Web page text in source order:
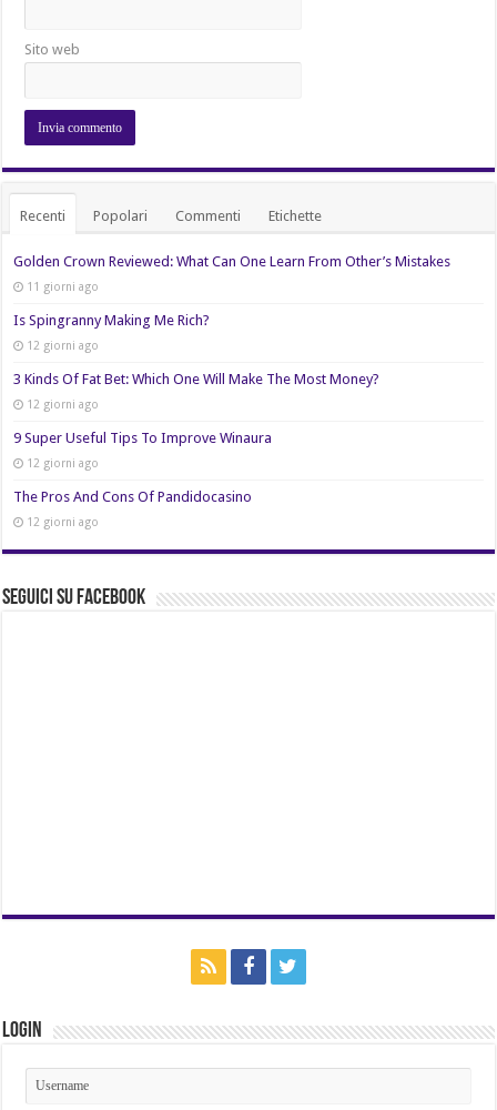
Sito web
Recenti Popolari Commenti Etichette
Golden Crown Reviewed: What Can One Learn From Other’s Mistakes
11 giorni ago
Is Spingranny Making Me Rich?
12 giorni ago
3 Kinds Of Fat Bet: Which One Will Make The Most Money?
12 giorni ago
9 Super Useful Tips To Improve Winaura
12 giorni ago
The Pros And Cons Of Pandidocasino
12 giorni ago
Seguici su Facebook
Login